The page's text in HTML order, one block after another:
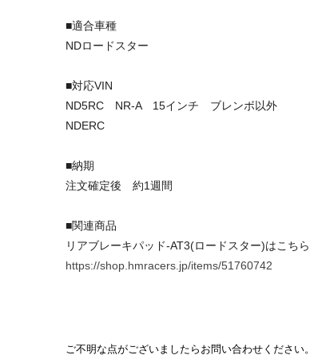
■適合車種
NDロードスター
■対応VIN
ND5RC NR-A 15インチ ブレンボ以外
NDERC
■納期
注文確定後 約1週間
■関連商品
リアブレーキパッド-AT3(ロードスター)はこちら
https://shop.hmracers.jp/items/51760742
ご不明な点がございましたらお問い合わせください。